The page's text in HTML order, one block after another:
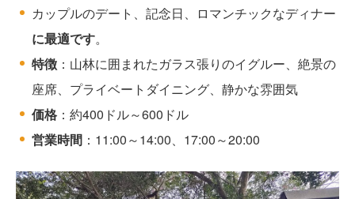
カップルのデート、記念日、ロマンチックなディナー
に最適です。
特徴 ：山林に囲まれたガラス張りのイグルー、絶景の
座席、プライベートダイニング、静かな雰囲気
価格 ：約400ドル～600ドル
営業時間 ：11:00～14:00、17:00～20:00